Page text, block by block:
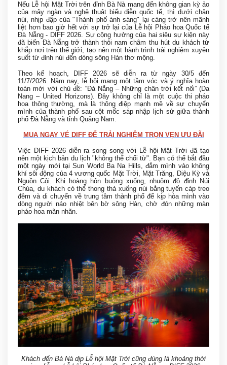
Nếu Lễ hội Mặt Trời trên đỉnh Bà Nà mang đến không gian kỳ ảo
của mây ngàn và nghệ thuật biểu diễn quốc tế, thì dưới chân
núi, nhịp đập của "Thành phố ánh sáng" lại càng trở nên mãnh
liệt hơn bao giờ hết với sự trở lại của Lễ hội Pháo hoa Quốc tế
Đà Nẵng - DIFF 2026. Sự cộng hưởng của hai siêu sự kiện này
đã biến Đà Nẵng trở thành thỏi nam châm thu hút du khách từ
khắp nơi trên thế giới, tạo nên một hành trình trải nghiệm xuyên
suốt từ đỉnh núi đến dòng sông Hàn thơ mộng.
Theo kế hoạch, DIFF 2026 sẽ diễn ra từ ngày 30/5 đến
11/7/2026. Năm nay, lễ hội mang một tầm vóc và ý nghĩa hoàn
toàn mới với chủ đề: “Đà Nẵng – Những chân trời kết nối” (Da
Nang – United Horizons). Đây không chỉ là một cuộc thi pháo
hoa thông thường, mà là thông điệp mạnh mẽ về sự chuyển
mình của thành phố sau cột mốc sáp nhập lịch sử giữa thành
phố Đà Nẵng và tỉnh Quảng Nam.
MUA NGAY VÉ DIFF ĐỂ TRẢI NGHIỆM TRỌN VẸN ƯU ĐÃI
Việc DIFF 2026 diễn ra song song với Lễ hội Mặt Trời đã tạo
nên một kịch bản du lịch "không thể chối từ". Bạn có thể bắt đầu
một ngày mới tại Sun World Ba Na Hills, đắm mình vào không
khí sôi động của 4 vương quốc Mặt Trời, Mặt Trăng, Diệu Kỳ và
Nguồn Cội. Khi hoàng hôn buông xuống, nhuộm đỏ đỉnh Núi
Chúa, du khách có thể thong thả xuống núi bằng tuyến cáp treo
đêm và di chuyển về trung tâm thành phố để kịp hòa mình vào
dòng người náo nhiệt bên bờ sông Hàn, chờ đón những màn
pháo hoa mãn nhãn.
Khách đến Bà Nà dịp Lễ hội Mặt Trời cũng đúng là khoảng thời